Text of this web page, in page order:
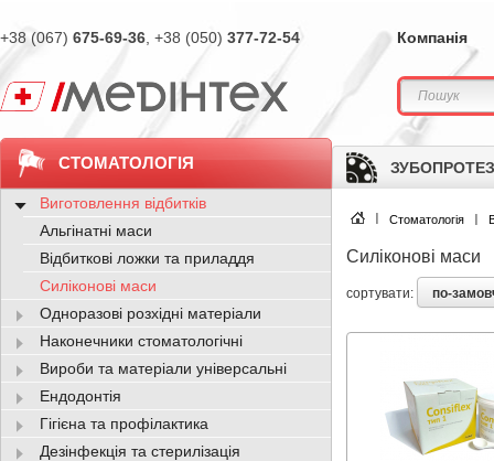
Компанія
+38 (067) 675-69-36 , +38 (050) 377-72-54
Стоматологія
Силіконові маси
сортувати: по-
СТОМАТОЛОГІЯ
Виготовлення відбитків
Альгінатні маси
Відбиткові ложки та приладдя
Силіконові маси
Одноразові розхідні матеріали
Наконечники стоматологічні
Вироби та матеріали універсальні
Ендодонтія
Гігієна та профілактика
Дезінфекція та стерилізація